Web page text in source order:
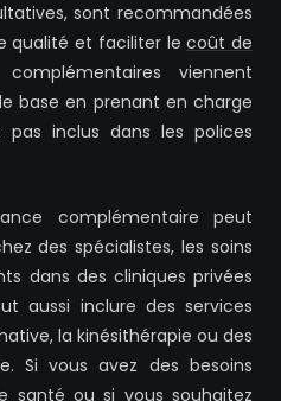
sont recommandées
qualité et faciliter lecoût de
viennent
base en prenant en charge
inclus dans les polices
complémentaire peut
des spécialistes, les soins
dans des cliniques privées
aussi inclure des services
la kinésithérapie ou des
Si vous avez des besoins
santé ou si vous souhaitez